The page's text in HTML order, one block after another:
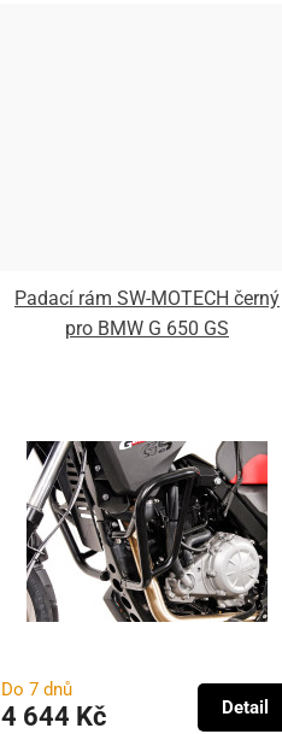
Padací rám SW-MOTECH černý
pro BMW G 650 GS
Do 7 dnů
4 644 Kč Detail